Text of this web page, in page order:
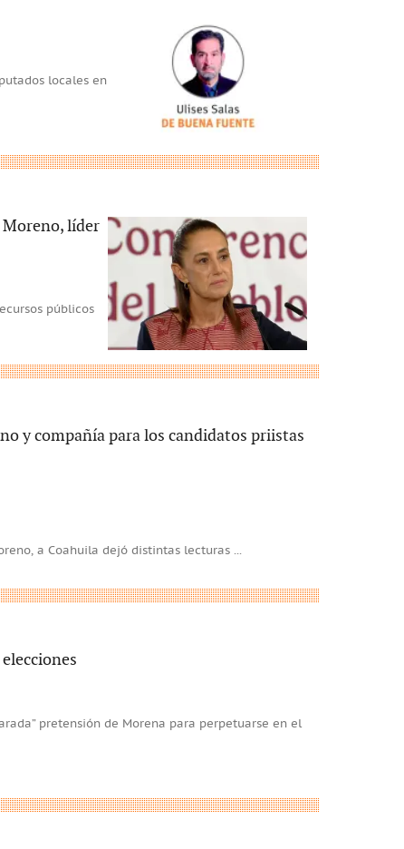
locales en
Moreno, líder
públicos
y compañía para los candidatos priistas
a Coahuila dejó distintas lecturas ...
pretensión de Morena para perpetuarse en el